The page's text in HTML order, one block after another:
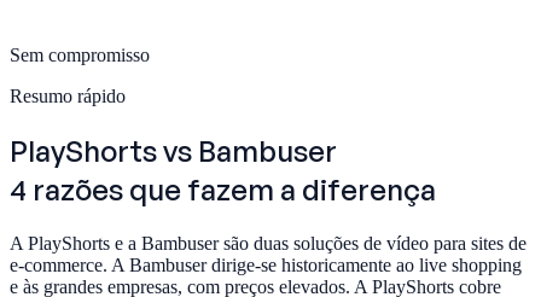
Sem compromisso
Resumo rápido
PlayShortsvs Bambuser
4 razões que fazem a diferença
A PlayShorts e a Bambuser são duas soluções de vídeo para sites de
e-commerce. A Bambuser dirige-se historicamente ao live shopping
e às grandes empresas, com preços elevados. A PlayShorts cobre